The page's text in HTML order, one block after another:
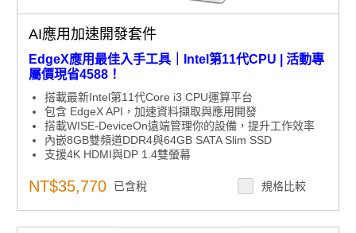
AI應用加速開發套件
EdgeX應用最佳入手工具｜Intel第11代CPU | 活動專
屬價現省4588！
搭載最新Intel第11代Core i3 CPU運算平台
包含 EdgeX API，加速資料擷取與應用開發
搭載WISE-DeviceOn遠端管理你的設備，提升工作效率
內嵌8GB雙頻道DDR4與64GB SATA Slim SSD
支援4K HDMI與DP 1.4雙螢幕
可選搭AIW-355 5G無線模組，提升網路效能、低延遲
本產品不含OS
VEGA-330 AI加速模組
板載Intel
Movidius™ Myriad™ X VPU
NT$35,770 已含稅 規格比較